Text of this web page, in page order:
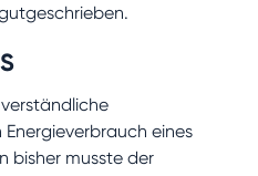
eines
bisher musste der